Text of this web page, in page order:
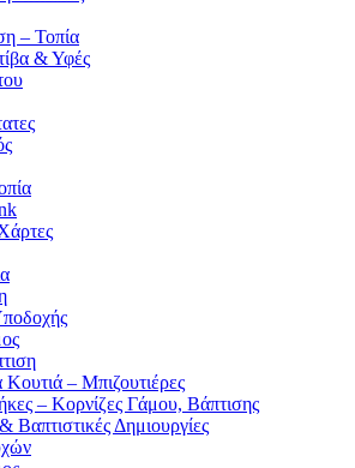
– Τοπία
& Υφές
Κουτιά – Μπιζουτιέρες
– Κορνίζες Γάμου, Βάπτισης
Βαπτιστικές Δημιουργίες